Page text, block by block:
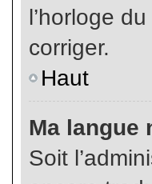
l’horloge
corriger.
Haut
Ma langue
Soit